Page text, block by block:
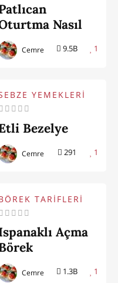
Nasıl
Yapılır
9.5B 1
Cemre
YEMEKLERİ
Bezelye
291 1
Cemre
TARİFLERİ
Açma
1.3B 1
Cemre